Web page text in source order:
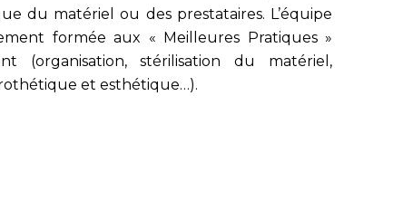
du matériel ou des prestataires. L’équipe
formée aux « Meilleures Pratiques »
(organisation, stérilisation du matériel,
et esthétique…).